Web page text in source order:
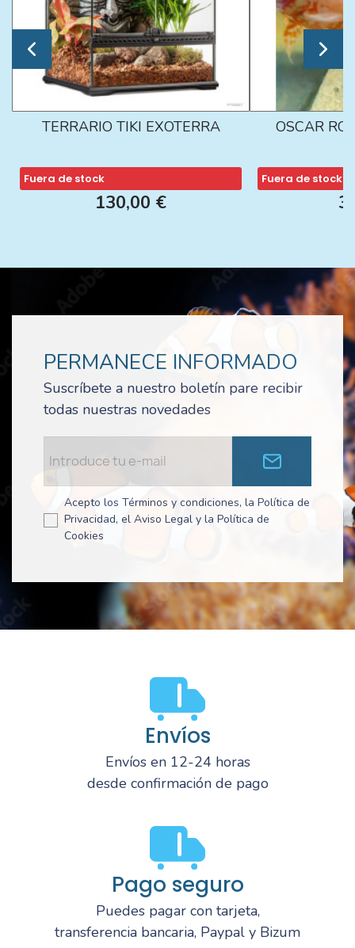
TERRARIO TIKI EXOTERRA
Fuera de stock
130,00 €
OSCAR
Fuera de stock
PERMANECE INFORMADO
Suscríbete a nuestro boletín pare recibir
todas nuestras novedades
Acepto los Términos y condiciones, la Política de
Privacidad, el Aviso Legal y la Política de
Cookies
Envíos
Envíos en 12-24 horas
desde confirmación de pago
Pago seguro
Puedes pagar con tarjeta,
transferencia bancaria, Paypal y Bizum